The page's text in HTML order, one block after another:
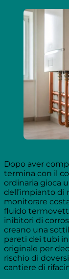
Dopo aver
termina con il
ordinaria gioca
dell’impianto di
monitorare
fluido
inibitori di
creano una
pareti dei tubi
originale per
rischio di
cantiere di